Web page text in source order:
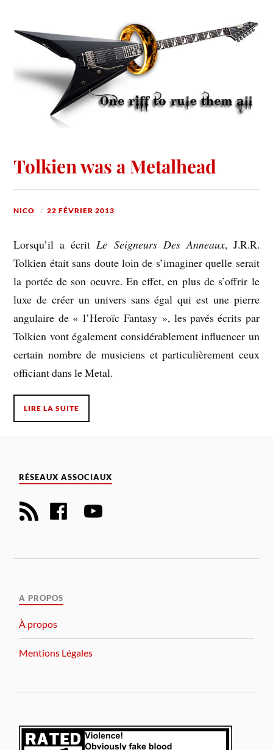
Tolkien was a Metalhead
NICO 22 FÉVRIER 2013
Lorsqu’il a écrit Le Seigneurs Des Anneaux, J.R.R.
Tolkien était sans doute loin de s’imaginer quelle serait
la portée de son oeuvre. En effet, en plus de s’offrir le
luxe de créer un univers sans égal qui est une pierre
angulaire de « l’Heroïc Fantasy », les pavés écrits par
Tolkien vont également considérablement influencer un
certain nombre de musiciens et particulièrement ceux
officiant dans le Metal.
LIRE LA SUITE
RÉSEAUX ASSOCIAUX
A PROPOS
À propos
Mentions Légales